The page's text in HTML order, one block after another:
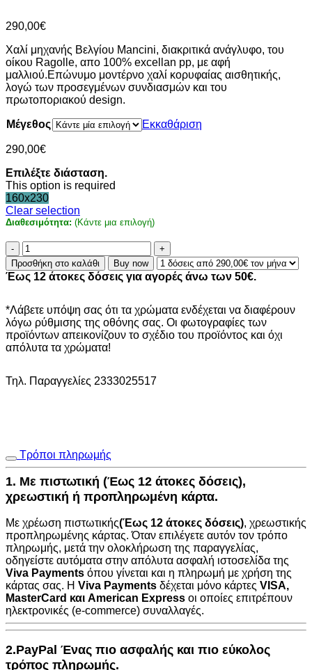
290,00€
Χαλί μηχανής Βελγίου Mancini, διακριτικά ανάγλυφο, του
οίκου Ragolle, απο 100% excellan pp, με αφή
μαλλιού.Επώνυμο μοντέρνο χαλί κορυφαίας αισθητικής,
λογώ των προσεγμένων συνδιασμών και του
πρωτοποριακού design.
Μέγεθος Εκκαθάριση
290,00€
Επιλέξτε διάσταση.
This option is required
160x230
Clear selection
Διαθεσιμότητα: (Κάντε μια επιλογή)
Χαλί
μοντέρνο
Mancini
-
5250
ποσότητα
Προσθήκη στο καλάθι Buy now
Έως 12 άτοκες δόσεις για αγορές άνω των 50€.
*Λάβετε υπόψη σας ότι τα χρώματα ενδέχεται να διαφέρουν
λόγω ρύθμισης της οθόνης σας. Οι φωτογραφίες των
προϊόντων απεικονίζουν το σχέδιο του προϊόντος και όχι
απόλυτα τα χρώματα!
Τηλ. Παραγγελίες 2333025517
Τρόποι πληρωμής
1. Με πιστωτική (Έως 12 άτοκες δόσεις),
χρεωστική ή προπληρωμένη κάρτα.
Με χρέωση πιστωτικής(Έως 12 άτοκες δόσεις), χρεωστικής
προπληρωμένης κάρτας. Όταν επιλέγετε αυτόν τον τρόπο
πληρωμής, μετά την ολοκλήρωση της παραγγελίας,
οδηγείστε αυτόματα στην απόλυτα ασφαλή ιστοσελίδα της
Viva Payments όπου γίνεται και η πληρωμή με χρήση της
κάρτας σας. Η Viva Payments δέχεται μόνο κάρτες VISA,
MasterCard και American Express οι οποίες επιτρέπουν
ηλεκτρονικές (e-commerce) συναλλαγές.
2.PayPal Ένας πιο ασφαλής και πιο εύκολος
τρόπος πληρωμής.